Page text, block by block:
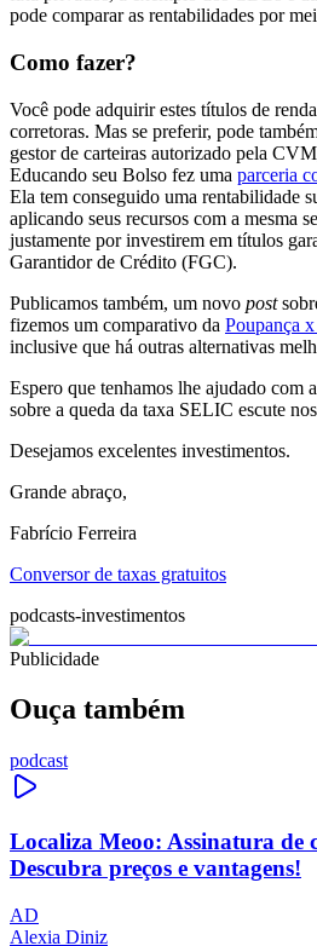
pode comparar as rentabilidades por
Como fazer?
Você pode adquirir estes títulos de
corretoras. Mas se preferir, pode
gestor de carteiras autorizado pela
Educando seu Bolso fez uma parceria
Ela tem conseguido uma rentabilidade
aplicando seus recursos com a mesma
justamente por investirem em títulos
Garantidor de Crédito (FGC).
Publicamos também, um novo post
fizemos um comparativo da Poupança
inclusive que há outras alternativas
Espero que tenhamos lhe ajudado com
sobre a queda da taxa SELIC escute
Desejamos excelentes investimentos.
Grande abraço,
Fabrício Ferreira
Conversor de taxas gratuitos
podcasts-investimentos
Publicidade
Ouça também
podcast
Localiza Meoo: Assinatura de
Descubra preços e vantagens!
AD
Alexia Diniz